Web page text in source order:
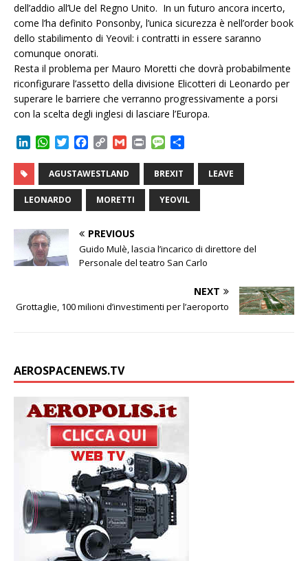
dell’addio all’Ue del Regno Unito. In un futuro ancora incerto,
come l’ha definito Ponsonby, l’unica sicurezza è nell’order book
dello stabilimento di Yeovil: i contratti in essere saranno
comunque onorati.
Resta il problema per Mauro Moretti che dovrà probabilmente
riconfigurare l’assetto della divisione Elicotteri di Leonardo per
superare le barriere che verranno progressivamente a porsi
con la scelta degli inglesi di lasciare l’Europa.
k
e
d
n
W
a
t
s
A
p
T
i
t
t
e
c
e
o
k
p
y
L
i
k
G
a
i
l
n
M
s
s
a
g
d
i
v
i
AGUSTAWESTLAND BREXIT LEAVE
LEONARDO MORETTI YEOVIL
PREVIOUS
Guido Mulè, lascia l’incarico di direttore del
Personale del teatro San Carlo
NEXT
Grottaglie, 100 milioni d’investimenti per l’aeroporto
AEROSPACENEWS.TV